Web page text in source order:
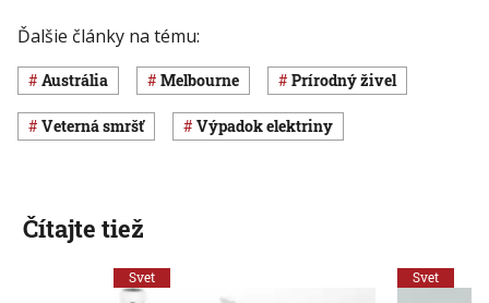
Ďalšie články na tému:
Austrália Melbourne prírodný živel
veterná smršť výpadok elektriny
Čítajte tiež
Svet Svet